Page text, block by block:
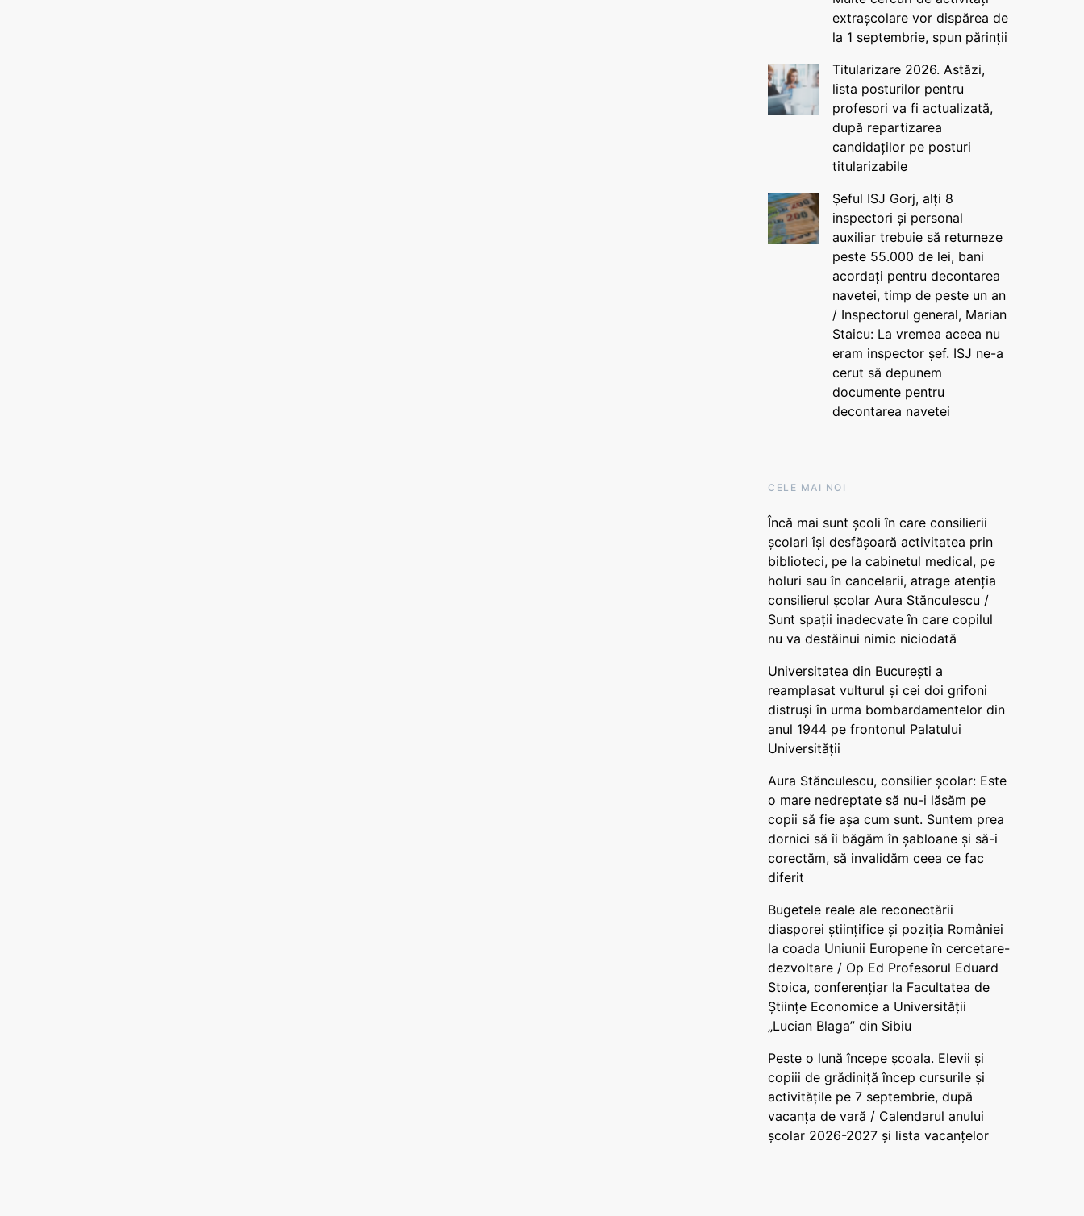
extrașcolare vor dispărea de
la 1 septembrie, spun părinții
Titularizare 2026. Astăzi,
lista posturilor pentru
profesori va fi actualizată,
după repartizarea
candidaților pe posturi
titularizabile
Șeful ISJ Gorj, alți 8
inspectori și personal
auxiliar trebuie să returneze
peste 55.000 de lei, bani
acordați pentru decontarea
navetei, timp de peste un an
/ Inspectorul general, Marian
Staicu: La vremea aceea nu
eram inspector șef. ISJ ne-a
cerut să depunem
documente pentru
decontarea navetei
CELE MAI NOI
Încă mai sunt școli în care consilierii
școlari își desfășoară activitatea prin
biblioteci, pe la cabinetul medical, pe
holuri sau în cancelarii, atrage atenția
consilierul școlar Aura Stănculescu /
Sunt spații inadecvate în care copilul
nu va destăinui nimic niciodată
Universitatea din București a
reamplasat vulturul și cei doi grifoni
distruși în urma bombardamentelor din
anul 1944 pe frontonul Palatului
Universității
Aura Stănculescu, consilier școlar: Este
o mare nedreptate să nu-i lăsăm pe
copii să fie așa cum sunt. Suntem prea
dornici să îi băgăm în șabloane și să-i
corectăm, să invalidăm ceea ce fac
diferit
Bugetele reale ale reconectării
diasporei științifice și poziția României
la coada Uniunii Europene în cercetare-
dezvoltare / Op Ed Profesorul Eduard
Stoica, conferențiar la Facultatea de
Științe Economice a Universității
„Lucian Blaga” din Sibiu
Peste o lună începe școala. Elevii și
copiii de grădiniță încep cursurile și
activitățile pe 7 septembrie, după
vacanța de vară / Calendarul anului
școlar 2026-2027 și lista vacanțelor